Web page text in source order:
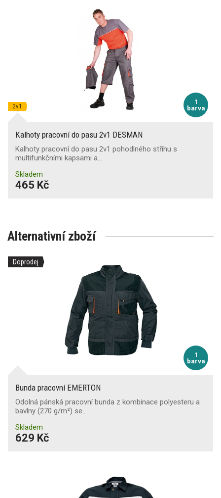
1
barva
2v1
Kalhoty pracovní do pasu 2v1 DESMAN
Kalhoty pracovní do pasu 2v1 pohodlného střihu s
multifunkčními kapsami a…
Skladem
465 Kč
Alternativní zboží
Doprodej
1
barva
Bunda pracovní EMERTON
Odolná pánská pracovní bunda z kombinace polyesteru a
bavlny (270 g/m²) se…
Skladem
629 Kč